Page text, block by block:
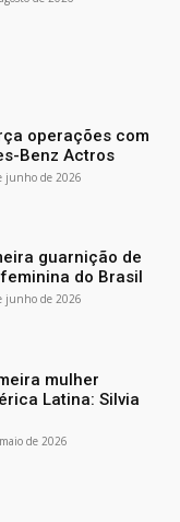
operações com
Benz Actros
junho de 2026
guarnição de
do Brasil
junho de 2026
mulher
Latina: Silvia
de 2026